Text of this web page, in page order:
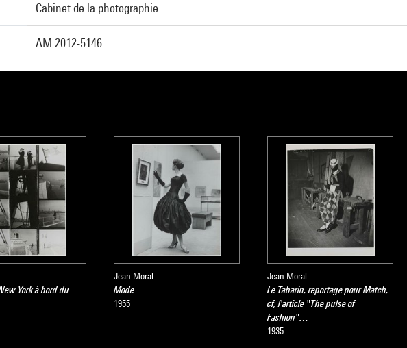
Cabinet de la photographie
AM 2012-5146
York à bord du
Jean Moral
Mode
1955
Jean Moral
Le Tabarin, reportage pour Match,
cf, l'article "The pulse of
Fashion"…
1935